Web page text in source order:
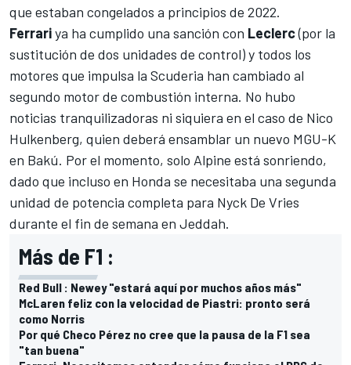
que estaban congelados a principios de 2022.
Ferrariya ha cumplido una sanción con Leclerc(por la
sustitución de dos unidades de control) y todos los
motores que impulsa la Scuderia han cambiado al
segundo motor de combustión interna. No hubo
noticias tranquilizadoras ni siquiera en el caso de Nico
Hulkenberg, quien deberá ensamblar un nuevo MGU-K
en Bakú. Por el momento, solo Alpine está sonriendo,
dado que incluso en Honda se necesitaba una segunda
unidad de potencia completa para Nyck De Vries
durante el fin de semana en Jeddah.
Más de F1 :
Red Bull : Newey "estará aquí por muchos años más"
McLaren feliz con la velocidad de Piastri: pronto será
como Norris
Por qué Checo Pérez no cree que la pausa de la F1 sea
"tan buena"